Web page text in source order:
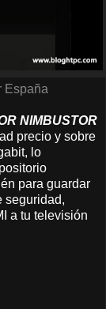
España
NIMBUSTOR
precio y sobre
lo
para guardar
seguridad,
a tu televisión